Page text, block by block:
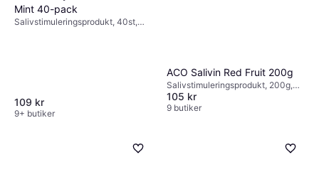
Mint 40-pack
Salivstimuleringsprodukt, 40st,
109 kr
9+ butiker
ACO Salivin Red Fruit 200g
Salivstimuleringsprodukt, 200g,
Motverkar muntorrhet, Stärker
emaljen, Smaksatt, Fluor,
105 kr
9 butiker